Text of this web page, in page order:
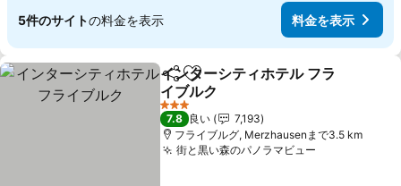
5件のサイトの料金を表示 料金を表示
シェアお気に入りに追加
インターシティホテル フラ
イブルク
料金を表示
3 ホテルのランク
7.8 良い
7,193
フライブルグ, Merzhausenまで3.5 km
街と黒い森のパノラマビュー